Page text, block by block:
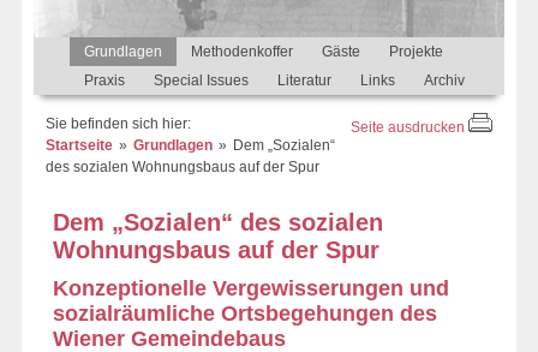
Grundlagen Methodenkoffer Gäste
Projekte
Praxis
Special Issues Literatur Links Archiv
Seite ausdrucken
Sie befinden sich hier:
Startseite
Grundlagen
Dem „Sozialen“
des sozialen Wohnungsbaus auf der Spur
Dem „Sozialen“ des sozialen
Wohnungsbaus auf der Spur
Konzeptionelle Vergewisserungen und
sozialräumliche Ortsbegehungen des
Wiener Gemeindebaus